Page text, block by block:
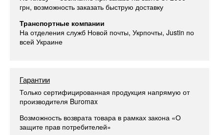
грн, возможность заказать быструю доставку
Транспортные компании
На отделения служб Новой почты, Укрпочты, Justin по
всей Украине
Гарантии
Только сертифицированная продукция напрямую от
производителя Buromax
Возможность возврата товара в рамках закона «О
защите прав потребителей»